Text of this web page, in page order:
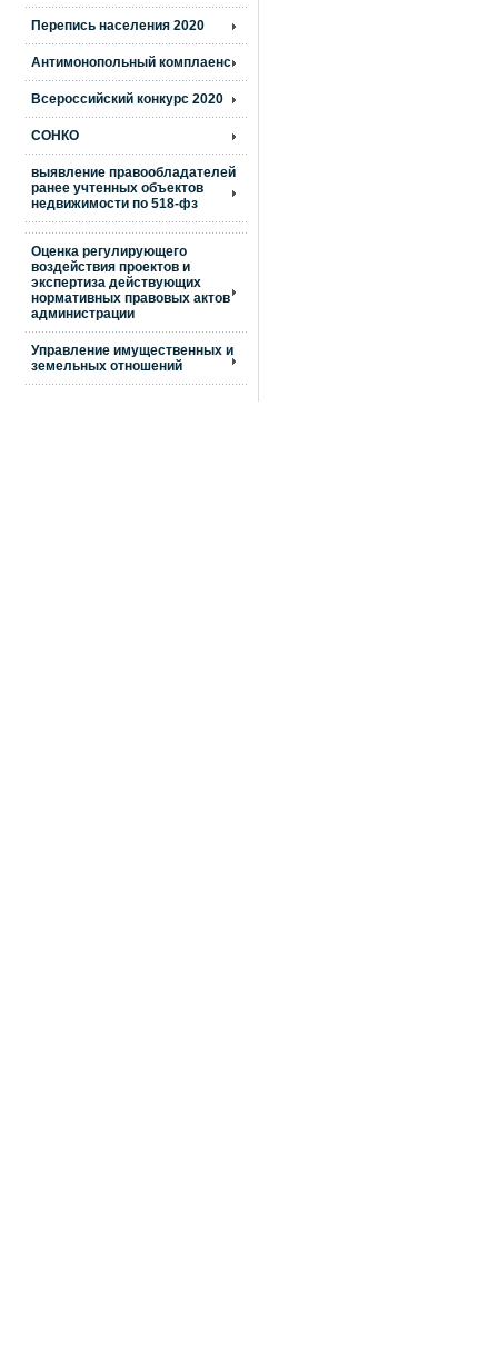
Перепись населения 2020
Антимонопольный комплаенс
Всероссийский конкурс 2020
СОНКО
выявление правообладателей
ранее учтенных объектов
недвижимости по 518-фз
Оценка регулирующего
воздействия проектов и
экспертиза действующих
нормативных правовых актов
администрации
Управление имущественных и
земельных отношений